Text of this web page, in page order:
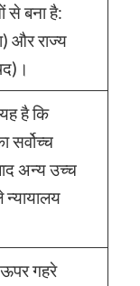
से बना है:
और राज्य
है कि
सर्वोच्च
अन्य उच्च
गहरे